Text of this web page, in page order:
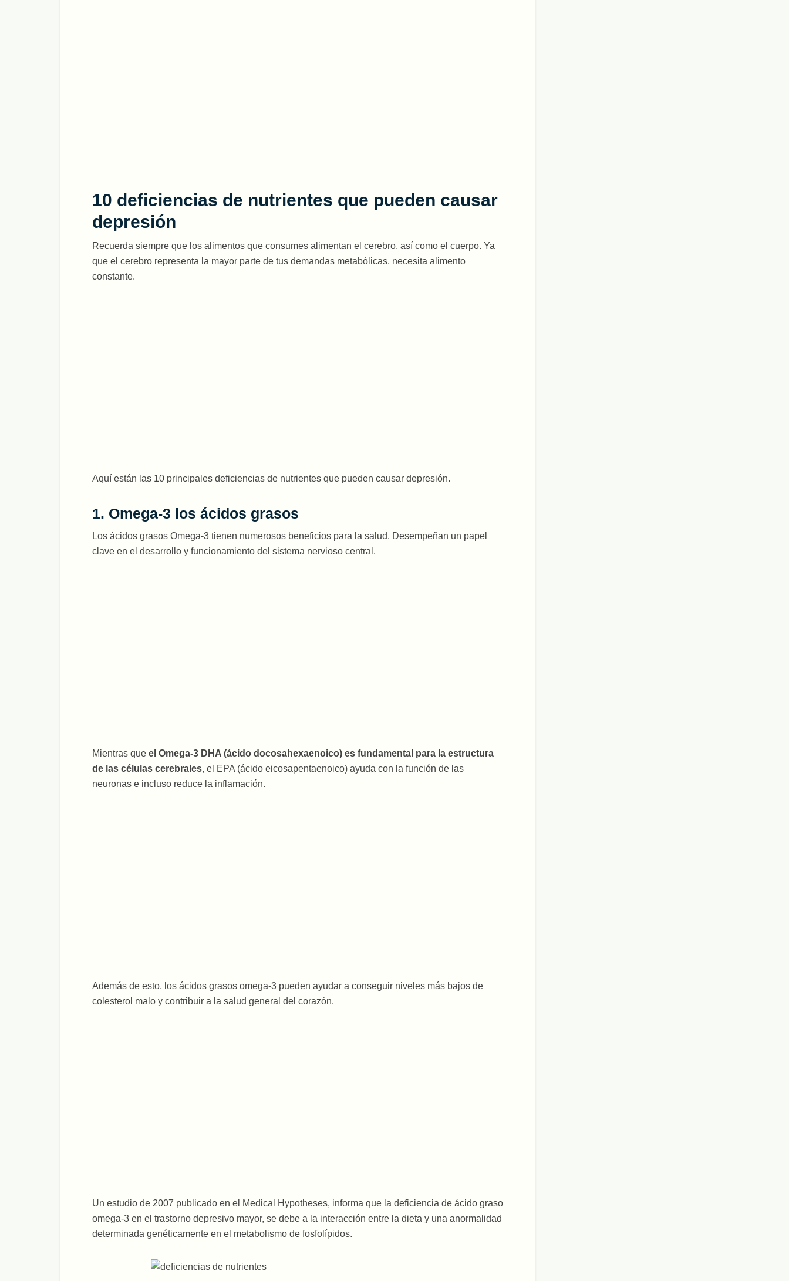
10 deficiencias de nutrientes que pueden causar
depresión
Recuerda siempre que los alimentos que consumes alimentan el cerebro, así como el cuerpo. Ya
que el cerebro representa la mayor parte de tus demandas metabólicas, necesita alimento
constante.
Aquí están las 10 principales deficiencias de nutrientes que pueden causar depresión.
1. Omega-3 los ácidos grasos
Los ácidos grasos Omega-3 tienen numerosos beneficios para la salud. Desempeñan un papel
clave en el desarrollo y funcionamiento del sistema nervioso central.
Mientras que el Omega-3 DHA (ácido docosahexaenoico) es fundamental para la estructura
de las células cerebrales, el EPA (ácido eicosapentaenoico) ayuda con la función de las
neuronas e incluso reduce la inflamación.
Además de esto, los ácidos grasos omega-3 pueden ayudar a conseguir niveles más bajos de
colesterol malo y contribuir a la salud general del corazón.
Un estudio de 2007 publicado en el Medical Hypotheses, informa que la deficiencia de ácido graso
omega-3 en el trastorno depresivo mayor, se debe a la interacción entre la dieta y una anormalidad
determinada genéticamente en el metabolismo de fosfolípidos.